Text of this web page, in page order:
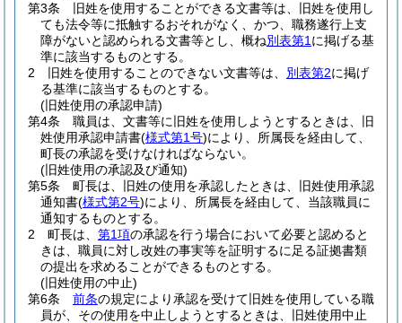
第3条
旧姓を使用することができる文書等は、旧姓を使用し
ても法令等に抵触するおそれがなく、かつ、職務遂行上支
障がないと認められる文書等とし、概ね別表第1 に掲げる基
準に該当するものとする。
2
旧姓を使用することのできない文書等は、 別表第2に掲げ
る基準に該当するものとする。
(旧姓使用の承認申請)
第4条
職員は、文書等に旧姓を使用しようとするときは、旧
姓使用承認申請書(様式第1号)により、所属長を経由して、
町長の承認を受けなければならない。
(旧姓使用の承認及び通知)
第5条
町長は、旧姓の使用を承認したときは、旧姓使用承認
通知書(様式第2号)により、所属長を経由して、当該職員に
通知するものとする。
2
町長は、 第1項の承認を行う場合において必要と認めると
きは、職員に対し改姓の事実等を証明するに足る証拠書類
の提出を求めることができるものとする。
(旧姓使用の中止)
第6条
前条の規定により承認を受けて旧姓を使用している職
員が、その使用を中止しようとするときは、旧姓使用中止